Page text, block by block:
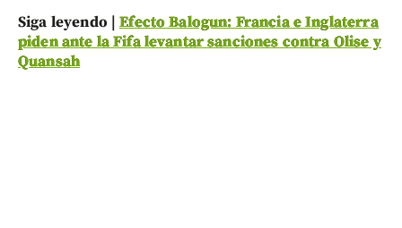
Siga leyendo |Efecto Balogun: Francia e Inglaterra
piden ante la Fifa levantar sanciones contra Olise y
Quansah